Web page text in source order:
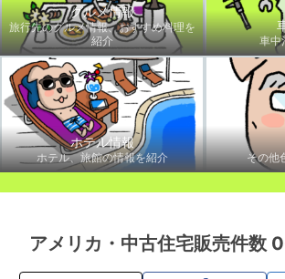
グルメ情報
旅行先のグルメ情報、おすすめ料理を
紹介
車中
ホテル情報
ホテル、旅館の情報を紹介 その他
アメリカ・中古住宅販売件数